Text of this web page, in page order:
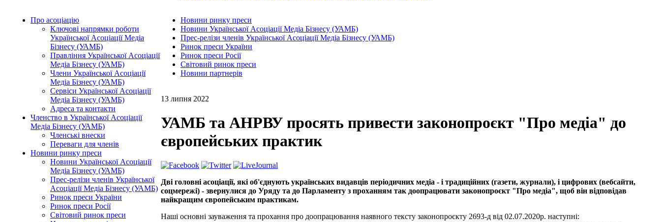
Про асоціацію
Ключові напрямки роботи
Української Асоціації Медіа
Бізнесу (УАМБ)
Правління Української Асоціації
Медіа Бізнесу (УАМБ)
Члени Української Асоціації
Медіа Бізнесу (УАМБ)
Сервіси Української Асоціації
Медіа Бізнесу (УАМБ)
Адреса та контакти
Членство в Української Асоціації
Медіа Бізнесу (УАМБ)
Членські внески
Переваги для членів
Новини ринку преси
Новини Української Асоціації
Медіа Бізнесу (УАМБ)
Прес-релізи членів Української
Асоціації Медіа Бізнесу (УАМБ)
Ринок преси України
Ринок преси Росії
Світовий ринок преси
Новини ринку преси
Новини Української Асоціації Медіа Бізнесу (УАМБ)
Прес-релізи членів Української Асоціації Медіа Бізнесу (УАМБ)
Ринок преси України
Ринок преси Росії
Світовий ринок преси
Новини партнерів
13 липня 2022
УАМБ та АНРВУ просять привести законопроєкт "Про медіа" до
європейських практик
Дві головні асоціації, які об'єднують українських видавців періодичних медіа - і традиційних (газети, журнали), і цифрових (вебсайти,
соцмережі) - звернулися до Уряду та до Парламенту з проханням так доопрацювати законопроєкт "Про медіа", щоб він відповідав
найкращим європейським практикам.
Наші основні зауваження та прохання про доопрацювання наявного тексту законопроєкту 2693-д від 02.07.2020р. наступні: